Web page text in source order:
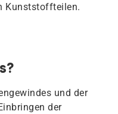
Kunststoffteilen.
und der
der